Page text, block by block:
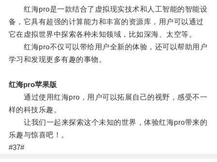
红海pro是一款结合了虚拟现实技术和人工智能的智能设
备，它具有超强的计算能力和丰富的资源库，用户可以通过
它在虚拟世界中探索各种未知领域，比如深海、太空等。
红海pro不仅可以带给用户全新的体验，还可以帮助用户
学习和发现更多有趣的事物。
红海pro苹果版
通过使用红海pro，用户可以拓展自己的视野，感受不一
样的科技乐趣。
让我们一起来探索这个未知的世界，体验红海pro带来的
乐趣与惊喜吧！。
#37#